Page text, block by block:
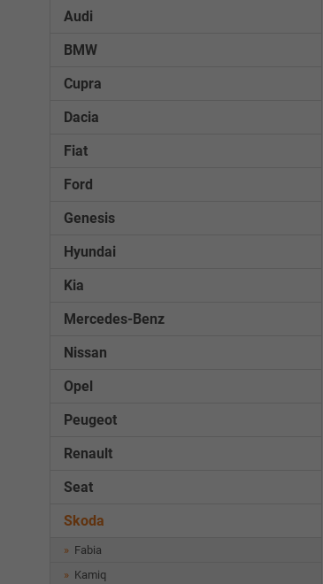
Audi
BMW
Cupra
Dacia
Fiat
Ford
Genesis
Hyundai
Kia
Mercedes-Benz
Nissan
Opel
Peugeot
Renault
Seat
Skoda
Fabia
Kamiq